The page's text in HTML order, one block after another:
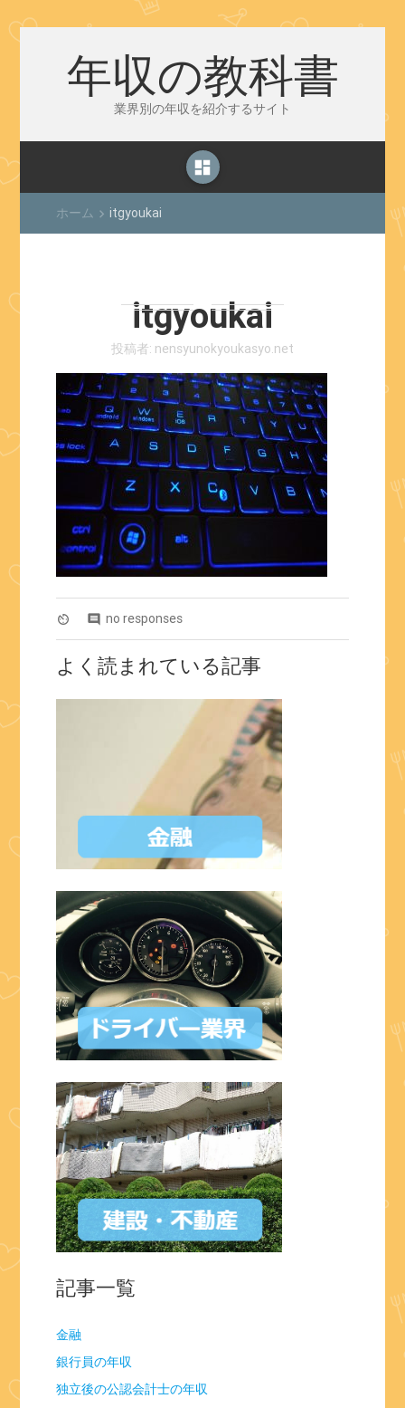
年収の教科書
業界別の年収を紹介するサイト
dashboard
ホーム keyboard_arrow_rightitgyoukai
itgyoukai
投稿者: nensyunokyoukasyo.net
av_timer comment no responses
よく読まれている記事
記事一覧
金融
銀行員の年収
独立後の公認会計士の年収